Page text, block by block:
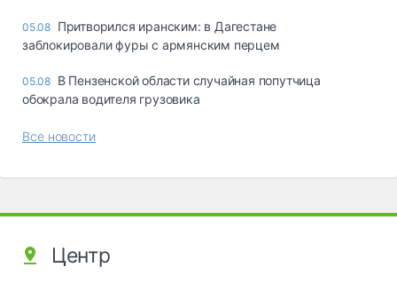
05.08 Притворился иранским: в Дагестане
заблокировали фуры с армянским перцем
05.08 В Пензенской области случайная попутчица
обокрала водителя грузовика
Все новости
Центр